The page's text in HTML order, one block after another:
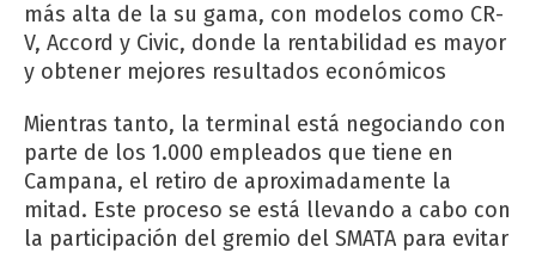
más alta de la su gama, con modelos como CR-
V, Accord y Civic, donde la rentabilidad es mayor
y obtener mejores resultados económicos
Mientras tanto, la terminal está negociando con
parte de los 1.000 empleados que tiene en
Campana, el retiro de aproximadamente la
mitad. Este proceso se está llevando a cabo con
la participación del gremio del SMATA para evitar